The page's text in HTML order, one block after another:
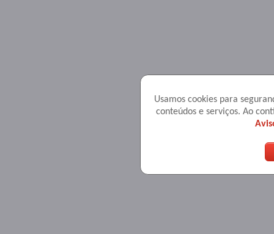
Usamos cookies para
conteúdos e serviços. Ao